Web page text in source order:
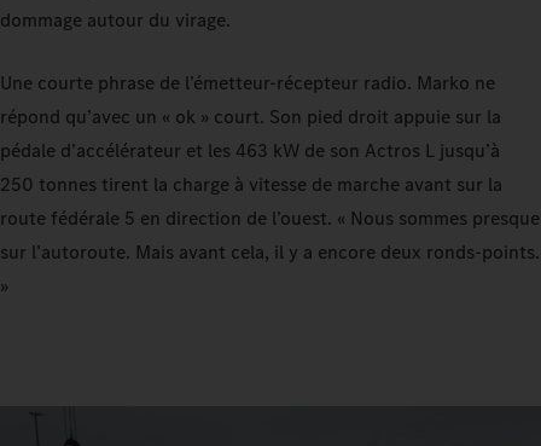
dommage autour du virage.
Une courte phrase de l’émetteur-récepteur radio. Marko ne
répond qu’avec un « ok » court. Son pied droit appuie sur la
pédale d’accélérateur et les 463 kW de son Actros L jusqu’à
250 tonnes tirent la charge à vitesse de marche avant sur la
route fédérale 5 en direction de l’ouest. « Nous sommes presque
sur l’autoroute. Mais avant cela, il y a encore deux ronds-points.
»